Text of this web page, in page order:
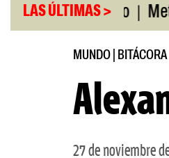
LAS ÚLTIMAS >
San Cayetano |
MUNDO| BITÁCORA
27 de noviembre